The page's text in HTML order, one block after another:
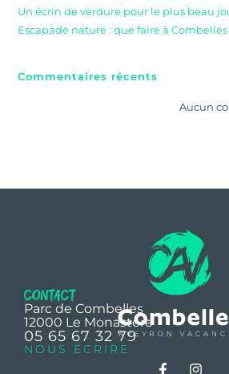
Un écrin de verdure pour le plus beau
Escapade nature : que faire à Combelles
Commentaires récents
Aucun
contact
Parc de Combelles
12000 Le Monastère
05 65 67 32 79
NOUS ÉCRIRE